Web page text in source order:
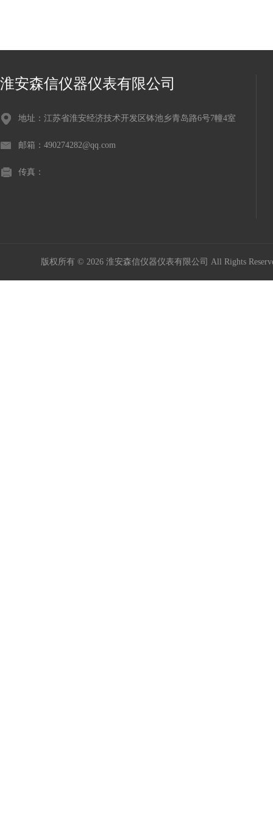
淮安森信仪器仪表有限公司
地址：江苏省淮安经济技术开发区钵池乡青岛路6号7幢4室
邮箱：490274282@qq.com
传真：
版权所有 © 2026 淮安森信仪器仪表有限公司 All Rights